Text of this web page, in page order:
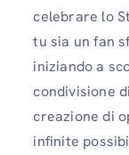
celebrare lo
tu sia un fan
iniziando a
condivisione
creazione di
infinite